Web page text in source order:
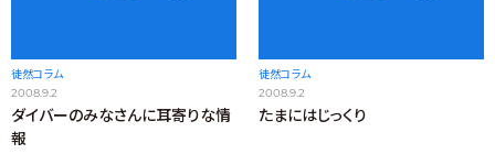
徒然コラム
2008.9.2
ダイバーのみなさんに耳寄りな情
報
徒然コラム
2008.9.2
たまにはじっくり